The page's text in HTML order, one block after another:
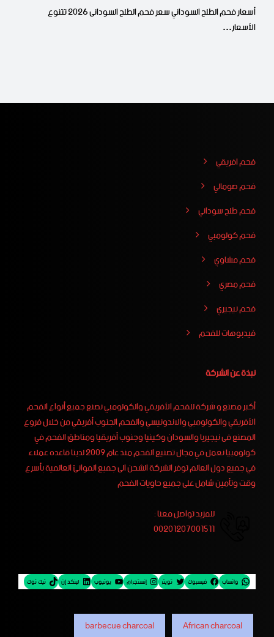
أسعار فحم الطلح السوداني سعر فحم الطلح السودانى 2026 تتنوع
الأسعار…
فحم افريقي
فحم صومالي
فحم طلح سوداني
فحم كولومبي
فحم مشاوي
فحم مصري
فحم نيجيري
فيدبوهات للفحم
نبذة عن الشركة
أكبر مصنع و شركة للفحم الأفريقي والكولومبي نصنع جميع أنواع الفحم
الأفريقي والكولومبي والاندونيسي والفحم الجنوب أفريقي من خلال فروع
المصنع فى نيجيريا والسودان وكينيا وجنوب أفريقيا ومناطق الفحم في
كولومبيا نعمل في مجال تصنيع الفحم منذ عام 2009 لدينا قاعده عملاء
في جميع دول العالم توفر الشركة الشحن الى جميع الموانئ العالمية بأسرع
وقت وتأمين شامل على جميع حاويات الفحم
للمزيد تواصل معنا :
00201207001511
واتساب فيسبوك تويتر إنستجرام يوتيوب لينكد إن تيك توك
African charcoal
barbecue charcoal